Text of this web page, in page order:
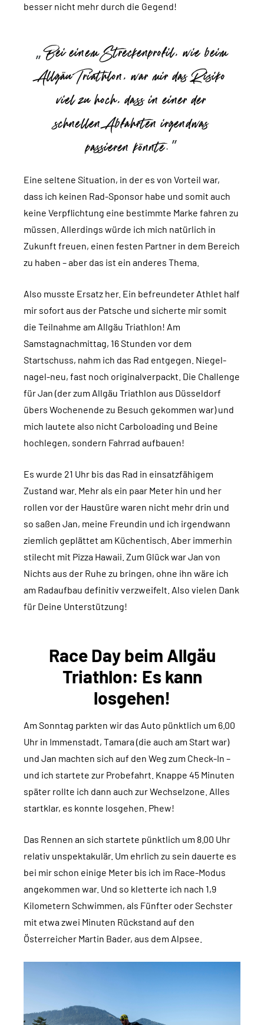
besser nicht mehr durch die Gegend!
Bei einem Streckenprofil, wie beim
Allgäu Triathlon, war mir das Risiko
viel zu hoch, dass in einer der
schnellen Abfahrten irgendwas
passieren könnte.
Eine seltene Situation, in der es von Vorteil war,
dass ich keinen Rad-Sponsor habe und somit auch
keine Verpflichtung eine bestimmte Marke fahren zu
müssen. Allerdings würde ich mich natürlich in
Zukunft freuen, einen festen Partner in dem Bereich
zu haben – aber das ist ein anderes Thema.
Also musste Ersatz her. Ein befreundeter Athlet half
mir sofort aus der Patsche und sicherte mir somit
die Teilnahme am Allgäu Triathlon! Am
Samstagnachmittag, 16 Stunden vor dem
Startschuss, nahm ich das Rad entgegen. Niegel-
nagel-neu, fast noch originalverpackt. Die Challenge
für Jan (der zum Allgäu Triathlon aus Düsseldorf
übers Wochenende zu Besuch gekommen war) und
mich lautete also nicht Carboloading und Beine
hochlegen, sondern Fahrrad aufbauen!
Es wurde 21 Uhr bis das Rad in einsatzfähigem
Zustand war. Mehr als ein paar Meter hin und her
rollen vor der Haustüre waren nicht mehr drin und
so saßen Jan, meine Freundin und ich irgendwann
ziemlich geplättet am Küchentisch. Aber immerhin
stilecht mit Pizza Hawaii. Zum Glück war Jan von
Nichts aus der Ruhe zu bringen, ohne ihn wäre ich
am Radaufbau definitiv verzweifelt. Also vielen Dank
für Deine Unterstützung!
Race Day beim Allgäu
Triathlon: Es kann
losgehen!
Am Sonntag parkten wir das Auto pünktlich um 6.00
Uhr in Immenstadt, Tamara (die auch am Start war)
und Jan machten sich auf den Weg zum Check-In –
und ich startete zur Probefahrt. Knappe 45 Minuten
später rollte ich dann auch zur Wechselzone. Alles
startklar, es konnte losgehen. Phew!
Das Rennen an sich startete pünktlich um 8.00 Uhr
relativ unspektakulär. Um ehrlich zu sein dauerte es
bei mir schon einige Meter bis ich im Race-Modus
angekommen war. Und so kletterte ich nach 1,9
Kilometern Schwimmen, als Fünfter oder Sechster
mit etwa zwei Minuten Rückstand auf den
Österreicher Martin Bader, aus dem Alpsee.